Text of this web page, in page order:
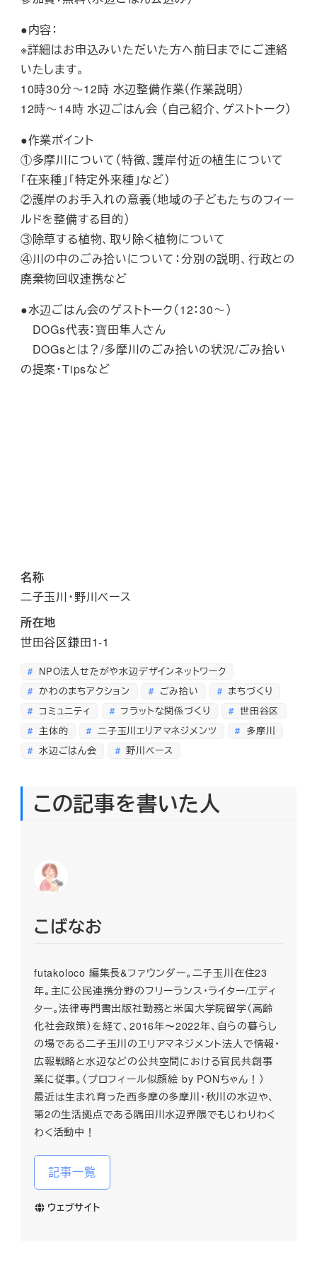
●内容：
※詳細はお申込みいただいた方へ前日までにご連絡
いたします。
10時30分～12時 水辺整備作業（作業説明）
12時～14時 水辺ごはん会 （自己紹介、ゲストトーク）
●作業ポイント
①多摩川について（特徴、護岸付近の植生について
「在来種」「特定外来種」など）
②護岸のお手入れの意義（地域の子どもたちのフィー
ルドを整備する目的）
③除草する植物、取り除く植物について
④川の中のごみ拾いについて：分別の説明、行政との
廃棄物回収連携など
●水辺ごはん会のゲストトーク（12：30～）
DOGs代表：寶田隼人さん
DOGsとは？/多摩川のごみ拾いの状況/ごみ拾い
の提案・Tipsなど
名称
二子玉川・野川ベース
所在地
世田谷区鎌田1-1
NPO法人せたがや水辺デザインネットワーク
かわのまちアクション
ごみ拾い
まちづくり
コミュニティ
フラットな関係づくり
世田谷区
主体的
二子玉川エリアマネジメンツ
多摩川
水辺ごはん会
野川ベース
この記事を書いた人
こばなお
futakoloco 編集長&ファウンダー。二子玉川在住23
年。主に公民連携分野のフリーランス・ライター/エディ
ター。法律専門書出版社勤務と米国大学院留学（高齢
化社会政策）を経て、2016年〜2022年、自らの暮らし
の場である二子玉川のエリアマネジメント法人で情報・
広報戦略と水辺などの公共空間における官民共創事
業に従事。（プロフィール似顔絵 by PONちゃん！）
最近は生まれ育った西多摩の多摩川・秋川の水辺や、
第2の生活拠点である隅田川水辺界隈でもじわりわく
わく活動中！
記事一覧
ウェブサイト